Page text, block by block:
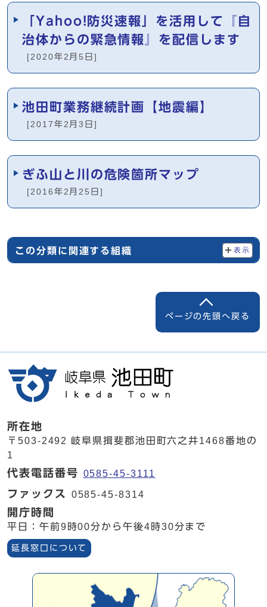
「Yahoo!防災速報」を活用して『自
治体からの緊急情報』を配信します
[2020年2月5日]
池田町業務継続計画【地震編】
[2017年2月3日]
ぎふ山と川の危険箇所マップ
[2016年2月25日]
この分類に関連する組織 表示
ページの先頭へ戻る
所在地
〒503-2492 岐阜県揖斐郡池田町六之井1468番地の
1
代表電話番号 0585-45-3111
ファックス 0585-45-8314
開庁時間
平日：午前9時00分から午後4時30分まで
延長窓口について